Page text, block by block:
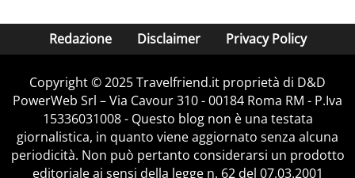
Redazione Disclaimer Privacy Policy
Copyright © 2025 Travelfriend.it proprietà di D&D
PowerWeb Srl – Via Cavour 310 - 00184 Roma RM - P.Iva
15336031008 - Questo blog non è una testata
giornalistica, in quanto viene aggiornato senza alcuna
periodicità. Non può pertanto considerarsi un prodotto
editoriale ai sensi della legge n. 62 del 07.03.2001